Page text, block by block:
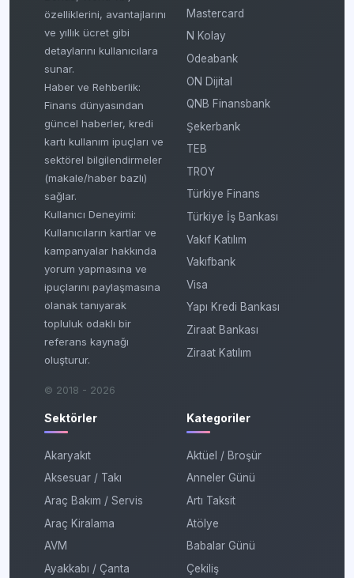
özelliklerini, avantajlarını
ve yıllık ücret gibi
detaylarını kullanıcılara
sunar.
Haber ve Rehberlik:
Finans dünyasından
güncel haberler, kredi
kartı kullanım ipuçları ve
sektörel bilgilendirmeler
(makale/haber bazlı)
sağlar.
Kullanıcı Deneyimi:
Kullanıcıların kartlar ve
kampanyalar hakkında
yorum yapmasına ve
ipuçlarını paylaşmasına
olanak tanıyarak
topluluk odaklı bir
referans kaynağı
oluşturur.
© 2018 - 2026
Mastercard
N Kolay
Odeabank
ON Dijital
QNB Finansbank
Şekerbank
TEB
TROY
Türkiye Finans
Türkiye İş Bankası
Vakıf Katılım
Vakıfbank
Visa
Yapı Kredi Bankası
Ziraat Bankası
Ziraat Katılım
Sektörler
Akaryakıt
Aksesuar / Takı
Araç Bakım / Servis
Araç Kiralama
AVM
Ayakkabı / Çanta
Kategoriler
Aktüel / Broşür
Anneler Günü
Artı Taksit
Atölye
Babalar Günü
Çekiliş